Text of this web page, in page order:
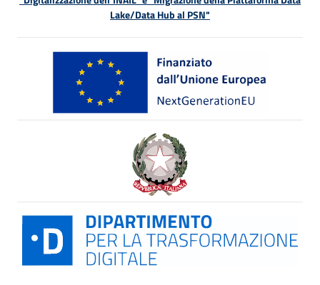
Lake/Data Hub al PSN"